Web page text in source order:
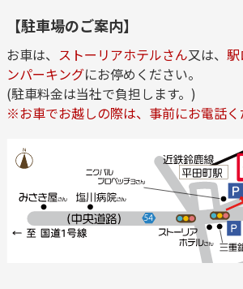
【駐車場のご案内】
お車は、 ストーリアホテルさん又は、 駅
ンパーキングにお停めください。
(駐車料金は当社で負担します。)
※お車でお越しの際は、事前にお電話く